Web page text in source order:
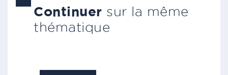
Continuer sur la même
thématique